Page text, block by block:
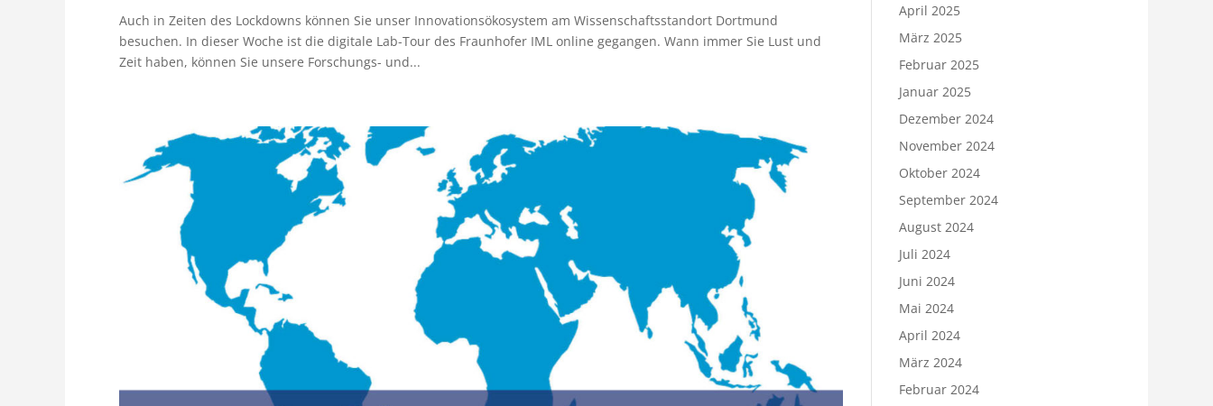
Auch in Zeiten des Lockdowns können Sie unser Innovationsökosystem am Wissenschaftsstandort Dortmund
besuchen. In dieser Woche ist die digitale Lab-Tour des Fraunhofer IML online gegangen. Wann immer Sie Lust und
Zeit haben, können Sie unsere Forschungs- und...
April 2025
März 2025
Februar 2025
Januar 2025
Dezember 2024
November 2024
Oktober 2024
September 2024
August 2024
Juli 2024
Juni 2024
Mai 2024
April 2024
März 2024
Februar 2024